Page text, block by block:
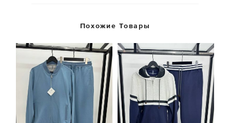
Похожие Товары